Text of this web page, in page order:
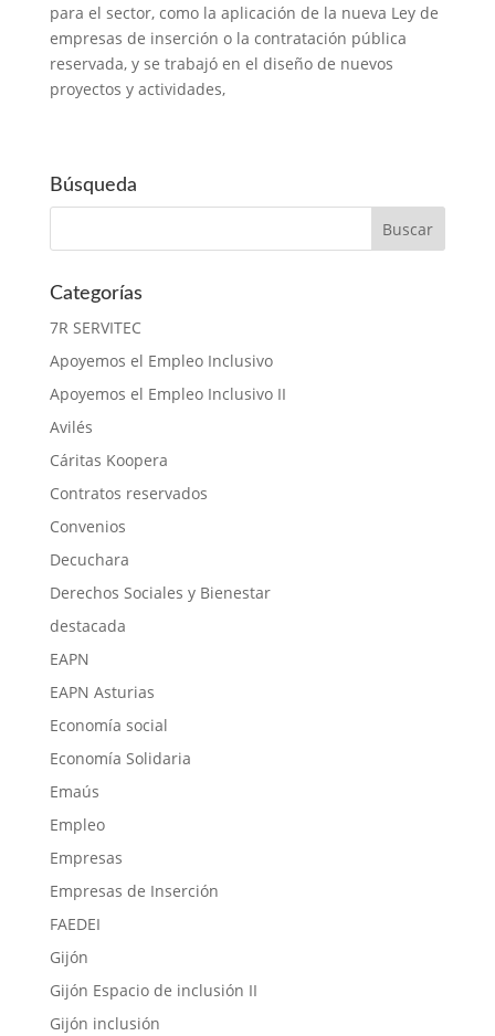
para el sector, como la aplicación de la nueva Ley de
empresas de inserción o la contratación pública
reservada, y se trabajó en el diseño de nuevos
proyectos y actividades,
Búsqueda
Categorías
7R SERVITEC
Apoyemos el Empleo Inclusivo
Apoyemos el Empleo Inclusivo II
Avilés
Cáritas Koopera
Contratos reservados
Convenios
Decuchara
Derechos Sociales y Bienestar
destacada
EAPN
EAPN Asturias
Economía social
Economía Solidaria
Emaús
Empleo
Empresas
Empresas de Inserción
FAEDEI
Gijón
Gijón Espacio de inclusión II
Gijón inclusión